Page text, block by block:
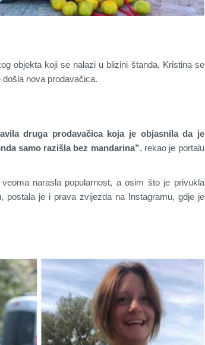
objekta koji se nalazi u blizini štanda, Kristina se
nova prodavačica.
druga prodavačica koja je objasnila da je
samo razišla bez mandarina”, rekao je portalu
narasla popularnost, a osim što je privukla
postala je i prava zvijezda na Instagramu, gdje je